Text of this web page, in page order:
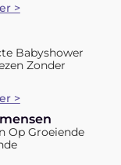
>
Babyshower
Zonder
>
Op Groeiende